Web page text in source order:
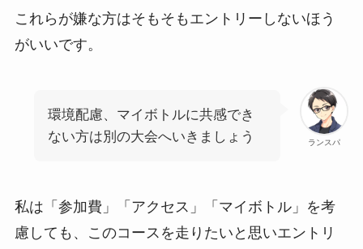
これらが嫌な方はそもそもエントリーしないほう
がいいです。
ランスパ
環境配慮、マイボトルに共感でき
ない方は別の大会へいきましょう
私は「参加費」「アクセス」「マイボトル」を考
慮しても、このコースを走りたいと思いエントリ